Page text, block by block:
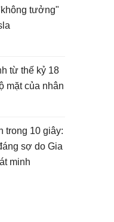
tưởng"
từ thế kỷ 18
mặt của nhân
trong 10 giây:
sợ do Gia
minh